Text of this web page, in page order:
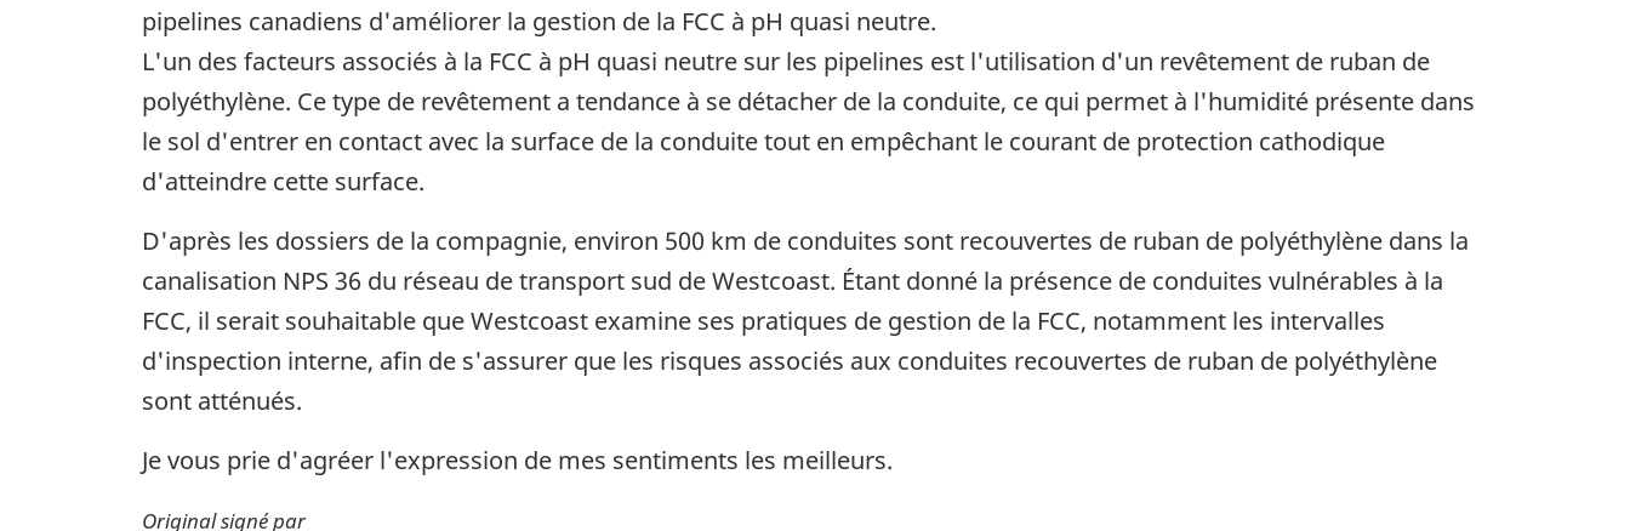
pipelines canadiens d'améliorer la gestion de la FCC à pH quasi neutre.
L'un des facteurs associés à la FCC à pH quasi neutre sur les pipelines est l'utilisation d'un revêtement de ruban de
polyéthylène. Ce type de revêtement a tendance à se détacher de la conduite, ce qui permet à l'humidité présente dans
le sol d'entrer en contact avec la surface de la conduite tout en empêchant le courant de protection cathodique
d'atteindre cette surface.
D'après les dossiers de la compagnie, environ 500 km de conduites sont recouvertes de ruban de polyéthylène dans la
canalisation NPS 36 du réseau de transport sud de Westcoast. Étant donné la présence de conduites vulnérables à la
FCC, il serait souhaitable que Westcoast examine ses pratiques de gestion de la FCC, notamment les intervalles
d'inspection interne, afin de s'assurer que les risques associés aux conduites recouvertes de ruban de polyéthylène
sont atténués.
Je vous prie d'agréer l'expression de mes sentiments les meilleurs.
Original signé par